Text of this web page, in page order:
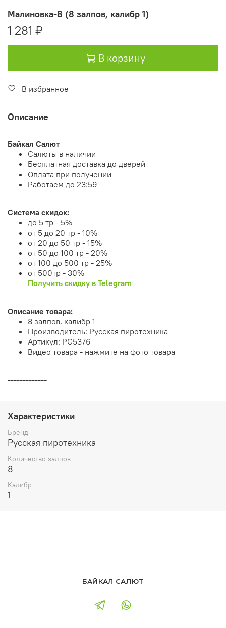
Малиновка-8 (8 залпов, калибр 1)
1 281 ₽
В корзину
В избранное
Описание
Байкал Салют
Салюты в наличии
Бесплатная доставка до дверей
Оплата при получении
Работаем до 23:59
Система скидок:
до 5 тр - 5%
от 5 до 20 тр - 10%
от 20 до 50 тр - 15%
от 50 до 100 тр - 20%
от 100 до 500 тр - 25%
от 500тр - 30%
Получить скидку в Telegram
Описание товара:
8 залпов, калибр 1
Производитель: Русская пиротехника
Артикул: РС5376
Видео товара - нажмите на фото товара
-------------
Характеристики
Бренд
Русская пиротехника
Количество залпов
8
Калибр
1
БАЙКАЛ САЛЮТ